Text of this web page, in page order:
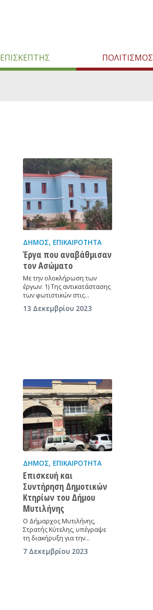
ΕΠΙΣΚΕΠΤΗΣ ΠΟΛΙΤΙΣΜΟΣ
ΔΉΜΟΣ, ΕΠΙΚΑΙΡΌΤΗΤΑ
Έργα που αναβάθμισαν
τον Ασώματο
Με την ολοκλήρωση των
έργων: 1) Της αντικατάστασης
των φωτιστικών στις…
13 Δεκεμβρίου 2023
ΔΉΜΟΣ, ΕΠΙΚΑΙΡΌΤΗΤΑ
Επισκευή και
Συντήρηση Δημοτικών
Κτηρίων του Δήμου
Μυτιλήνης
Ο Δήμαρχος Μυτιλήνης,
Στρατής Κύτελης, υπέγραψε
τη διακήρυξη για την…
7 Δεκεμβρίου 2023